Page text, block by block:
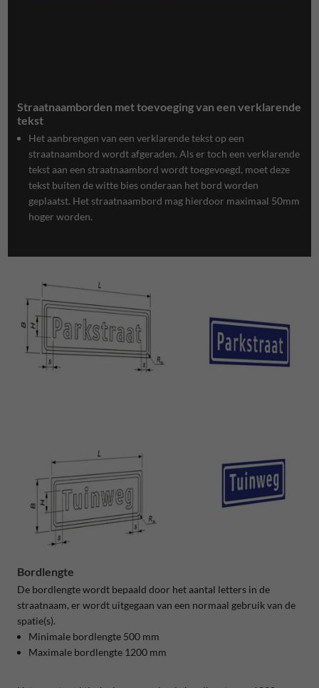
Straatnaamborden met toevoeging van een verklarende
tekst
Het aanbrengen van een verklarende tekst op een
straatnaambord wordt afgeraden. Als er toch een verklarende
tekst aan een straatnaambord wordt toegevoegd, moet deze
tekst buiten de witte bies onderaan het bord worden
geplaatst. Het straatnaambord mag hierdoor maximaal 50mm
hoger worden.
Bordlengte
De bordlengte wordt bepaald door het aantal letters in de
straatnaam, er wordt uitgegaan van een normaal gebruik van de
spatie(s).
Minimale bordlengte 500 mm
Maximale bordlengte 1200 mm